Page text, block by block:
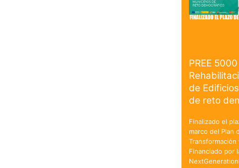
PREE
de
de reto
Finalizado el
marco del Plan
Transformación
Financiado por